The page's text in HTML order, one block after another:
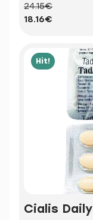
24.15€
18.16€
Hit!
Cialis Daily